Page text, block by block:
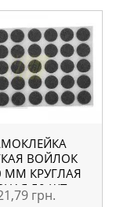
ВОЙЛОК
ММ КРУГЛАЯ
50 ШТ.
грн.